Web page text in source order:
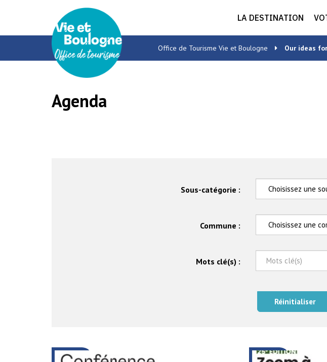
LA DESTINATION
Office de Tourisme Vie et Boulogne Our ideas
Agenda
Sous-catégorie :
Commune :
Mots clé(s) :
Réinitialiser